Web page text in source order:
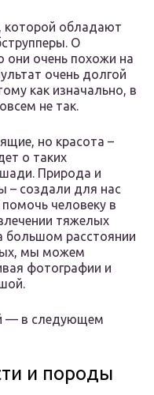
которой обладают
О
они очень похожи на
очень долгой
как изначально, в
не так.
но красота –
о таких
Природа и
– создали для нас
человеку в
тяжелых
большом расстоянии
мы можем
фотографии и
— в следующем
и породы